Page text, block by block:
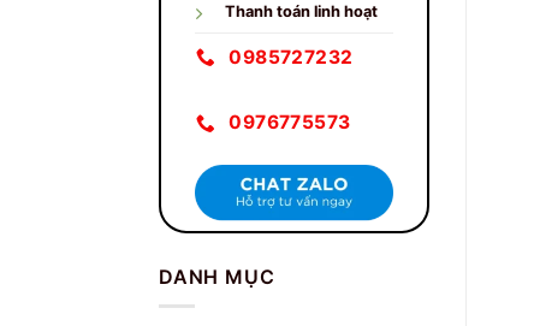
Thanh toán linh hoạt
0985727232
0976775573
DANH MỤC